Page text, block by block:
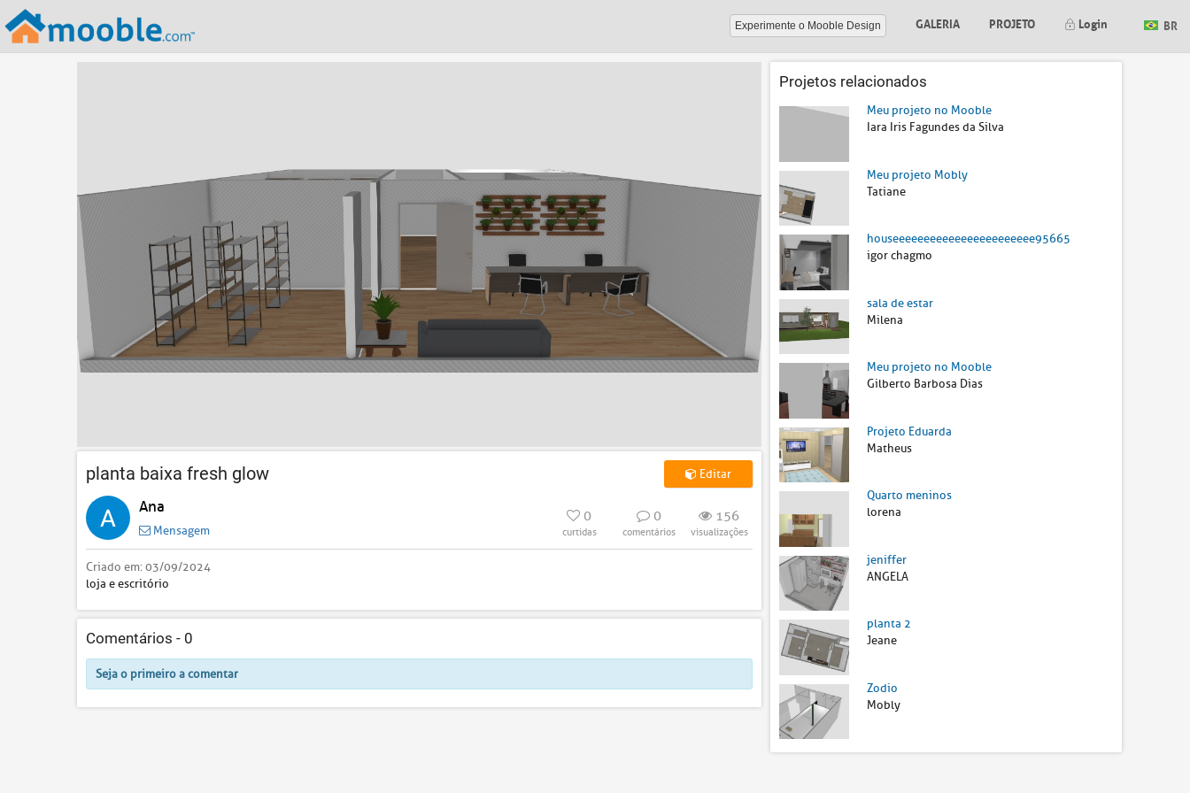
Experimente o Mooble Design GALERIA PROJETO Login BR
planta baixa fresh glow Editar
Ana
Mensagem
0
curtidas
0
comentários
156
visualizações
Criado em:03/09/2024
loja e escritório
Comentários - 0
Seja o primeiro a comentar
Projetos relacionados
Meu projeto no Mooble
Iara Iris Fagundes da Silva
Meu projeto Mobly
Tatiane
houseeeeeeeeeeeeeeeeeeeeeee95665
igor chagmo
sala de estar
Milena
Meu projeto no Mooble
Gilberto Barbosa Dias
Projeto Eduarda
Matheus
Quarto meninos
lorena
jeniffer
ANGELA
planta 2
Jeane
Zodio
Mobly